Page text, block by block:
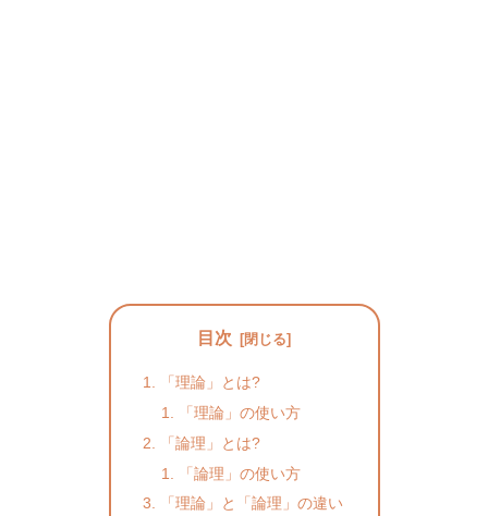
目次
「理論」とは?
「理論」の使い方
「論理」とは?
「論理」の使い方
「理論」と「論理」の違い